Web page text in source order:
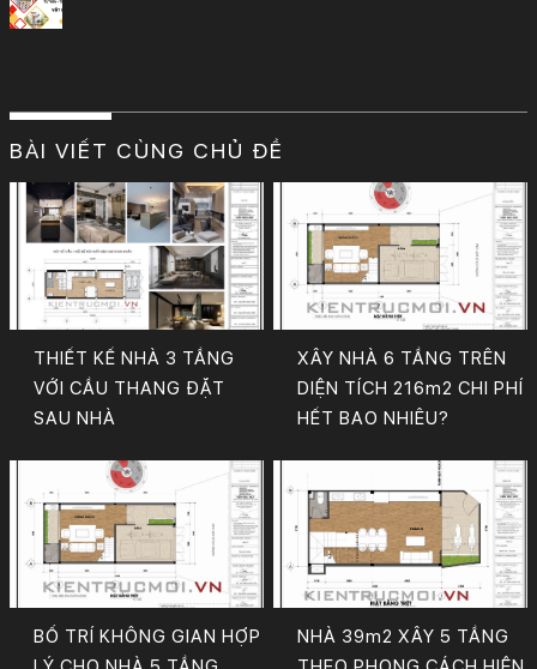
BÀI VIẾT CÙNG CHỦ ĐỀ
THIẾT KẾ NHÀ 3 TẦNG
VỚI CẦU THANG ĐẶT
SAU NHÀ
XÂY NHÀ 6 TẦNG TRÊN
DIỆN TÍCH 216m2 CHI PHÍ
HẾT BAO NHIÊU?
BỐ TRÍ KHÔNG GIAN HỢP
NHÀ 39m2 XÂY 5 TẦNG